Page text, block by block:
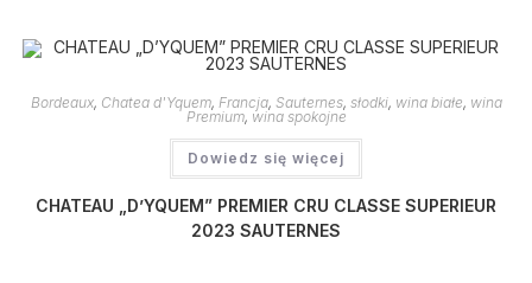
Bordeaux, Chatea d'Yquem, Francja, Sauternes, słodki, wina białe, wina
Premium, wina spokojne
Dowiedz się więcej
CHATEAU „D’YQUEM” PREMIER CRU CLASSE SUPERIEUR
2023 SAUTERNES